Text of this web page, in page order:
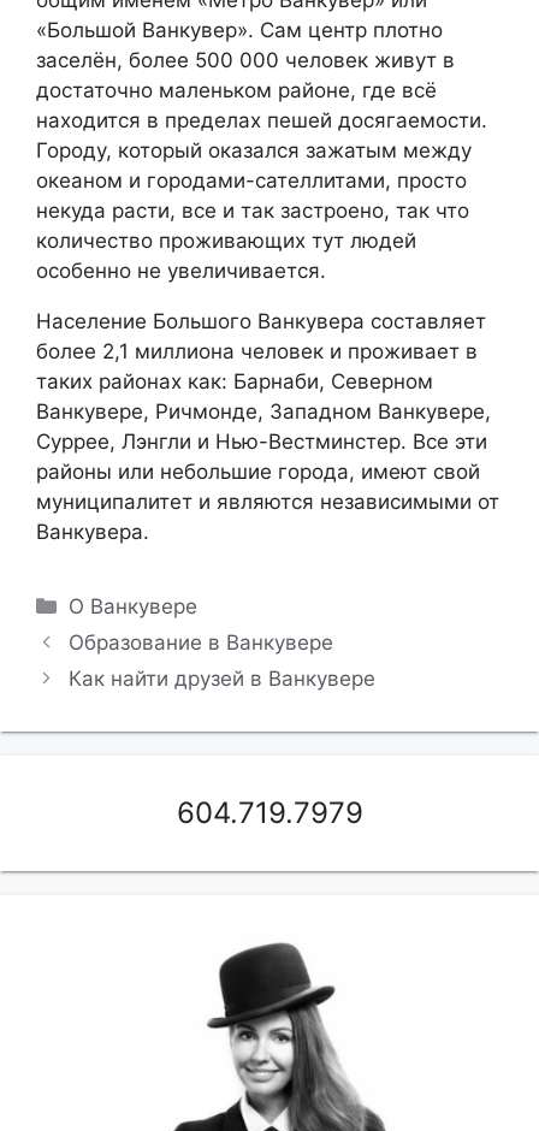
«Большой Ванкувер». Сам центр плотно
заселён, более 500 000 человек живут в
достаточно маленьком районе, где всё
находится в пределах пешей досягаемости.
Городу, который оказался зажатым между
океаном и городами-сателлитами, просто
некуда расти, все и так застроено, так что
количество проживающих тут людей
особенно не увеличивается.
Население Большого Ванкувера составляет
более 2,1 миллиона человек и проживает в
таких районах как: Барнаби, Северном
Ванкувере, Ричмонде, Западном Ванкувере,
Суррее, Лэнгли и Нью-Вестминстер. Все эти
районы или небольшие города, имеют свой
муниципалитет и являются независимыми от
Ванкувера.
Рубрики
О Ванкувере
Образование в Ванкувере
Как найти друзей в Ванкувере
604.719.7979